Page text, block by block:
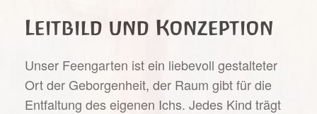
Leitbild und Konzeption
Unser Feengarten ist ein liebevoll gestalteter
Ort der Geborgenheit, der Raum gibt für die
Entfaltung des eigenen Ichs. Jedes Kind trägt